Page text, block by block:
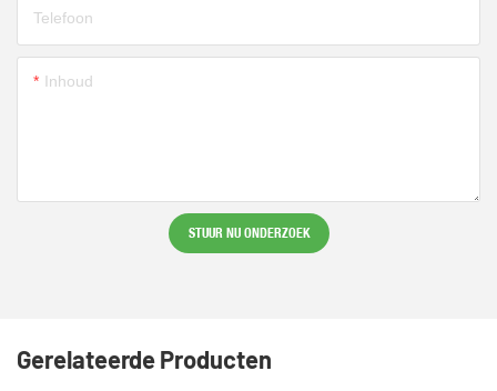
Telefoon
Inhoud
STUUR NU ONDERZOEK
Gerelateerde Producten